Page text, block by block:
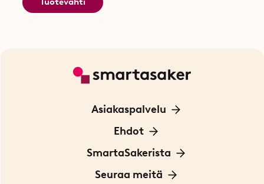
Asiakaspalvelu
Ota yhteyttä
Ehdot
Tietoa evästeistä
Yksityisyydensuoja
SmartaSakerista
Meistä
Seuraa meitä